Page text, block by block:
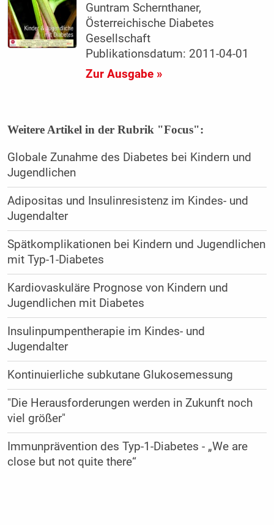
Guntram Schernthaner,
Österreichische Diabetes
Gesellschaft
Publikationsdatum: 2011-04-01
Zur Ausgabe »
Weitere Artikel in der Rubrik "Focus":
Globale Zunahme des Diabetes bei Kindern und
Jugendlichen
Adipositas und Insulinresistenz im Kindes- und
Jugendalter
Spätkomplikationen bei Kindern und Jugendlichen
mit Typ-1-Diabetes
Kardiovaskuläre Prognose von Kindern und
Jugendlichen mit Diabetes
Insulinpumpentherapie im Kindes- und
Jugendalter
Kontinuierliche subkutane Glukosemessung
"Die Herausforderungen werden in Zukunft noch
viel größer"
Immunprävention des Typ-1-Diabetes - „We are
close but not quite there“